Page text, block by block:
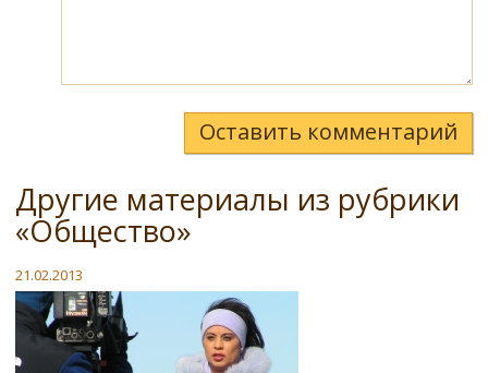
Оставить комментарий
Другие материалы из рубрики
«Общество»
21.02.2013